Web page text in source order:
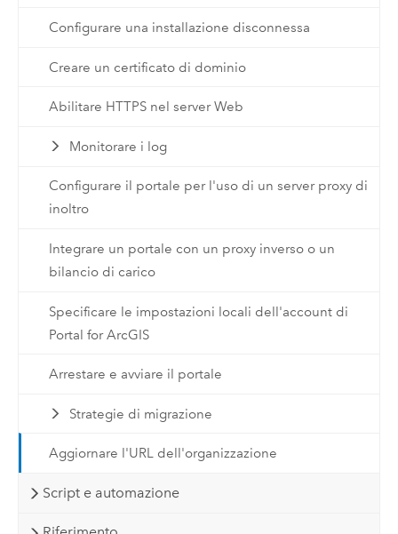
Configurare una installazione disconnessa
Creare un certificato di dominio
Abilitare HTTPS nel server Web
Monitorare i log
Configurare il portale per l'uso di un server proxy di
inoltro
Integrare un portale con un proxy inverso o un
bilancio di carico
Specificare le impostazioni locali dell'account di
Portal for ArcGIS
Arrestare e avviare il portale
Strategie di migrazione
Aggiornare l'URL dell'organizzazione
Script e automazione